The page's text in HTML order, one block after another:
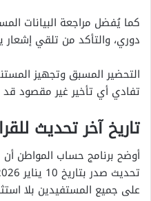
كما يُفضل مراجعة البيانات
دوري، والتأكد من تلقي إشعار
التحضير المسبق وتجهيز
تفادي أي تأخير غير مقصود
تاريخ آخر تحديث
أوضح برنامج حساب المواطن
على جميع المستفيدين بلا